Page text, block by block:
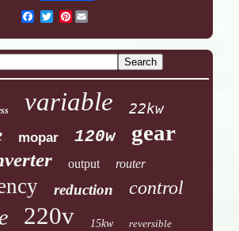
Pinterest
variable 22kw
mopar 120w gear
output router
reduction control
220v 15kw reversible